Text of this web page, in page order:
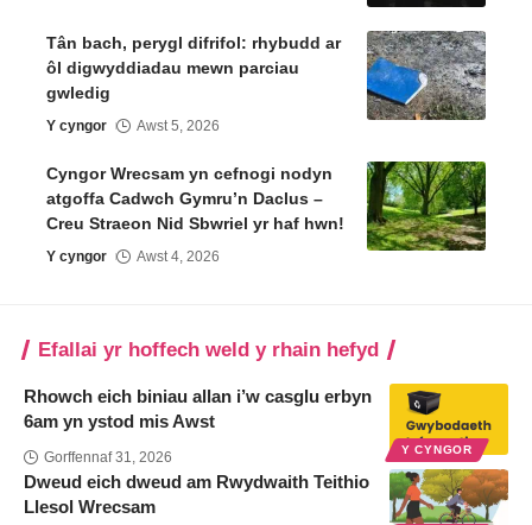
Tân bach, perygl difrifol: rhybudd ar
ôl digwyddiadau mewn parciau
gwledig
Y cyngor Awst 5, 2026
Cyngor Wrecsam yn cefnogi nodyn
atgoffa Cadwch Gymru’n Daclus –
Creu Straeon Nid Sbwriel yr haf hwn!
Y cyngor Awst 4, 2026
Efallai yr hoffech weld y rhain hefyd
Y CYNGOR
Rhowch eich biniau allan i’w casglu erbyn
6am yn ystod mis Awst
Gorffennaf 31, 2026
Dweud eich dweud am Rwydwaith Teithio
Llesol Wrecsam